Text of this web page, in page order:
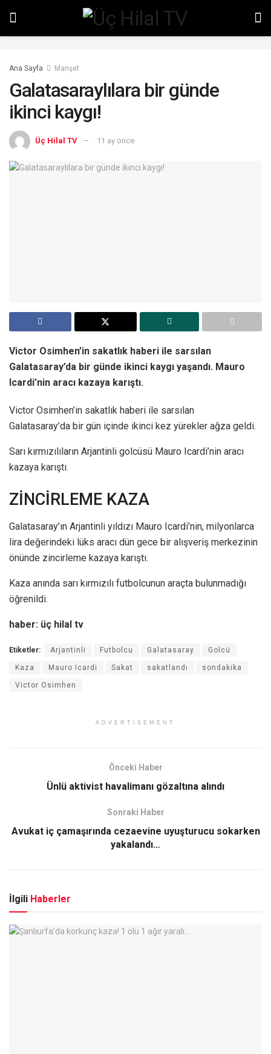
Ana Sayfa Manşet
Galatasaraylılara bir günde
ikinci kaygı!
Üç Hilal TV 11 ay önce
Victor Osimhen’in sakatlık haberi ile sarsılan
Galatasaray’da bir günde ikinci kaygı yaşandı. Mauro
Icardi’nin aracı kazaya karıştı.
Victor Osimhen’in sakatlık haberi ile sarsılan
Galatasaray’da bir gün içinde ikinci kez yürekler ağza geldi.
Sarı kırmızılıların Arjantinli golcüsü Mauro Icardi’nin aracı
kazaya karıştı.
ZİNCİRLEME KAZA
Galatasaray’ın Arjantinli yıldızı Mauro Icardi’nin, milyonlarca
lira değerindeki lüks aracı dün gece bir alışveriş merkezinin
önünde zincirleme kazaya karıştı.
Kaza anında sarı kırmızılı futbolcunun araçta bulunmadığı
öğrenildi.
haber: üç hilal tv
Etiketler: Arjantinli Futbolcu Galatasaray Golcü
Kaza Mauro Icardi Sakat sakatlandı sondakika
Victor Osimhen
ADVERTISEMENT
Önceki Haber
Ünlü aktivist havalimanı gözaltına alındı
Sonraki Haber
Avukat iç çamaşırında cezaevine uyuşturucu sokarken
yakalandı…
İlgili Haberler